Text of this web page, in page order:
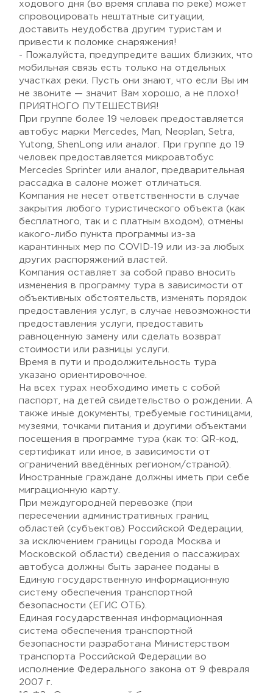
ходового дня (во время сплава по реке) может
спровоцировать нештатные ситуации,
доставить неудобства другим туристам и
привести к поломке снаряжения!
- Пожалуйста, предупредите ваших близких, что
мобильная связь есть только на отдельных
участках реки. Пусть они знают, что если Вы им
не звоните — значит Вам хорошо, а не плохо!
ПРИЯТНОГО ПУТЕШЕСТВИЯ!
При группе более 19 человек предоставляется
автобус марки Mercedes, Man, Neoplan, Setra,
Yutong, ShenLong или аналог. При группе до 19
человек предоставляется микроавтобус
Mercedes Sprinter или аналог, предварительная
рассадка в салоне может отличаться.
Компания не несет ответственности в случае
закрытия любого туристического объекта (как
бесплатного, так и с платным входом), отмены
какого-либо пункта программы из-за
карантинных мер по COVID-19 или из-за любых
других распоряжений властей.
Компания оставляет за собой право вносить
изменения в программу тура в зависимости от
объективных обстоятельств, изменять порядок
предоставления услуг, в случае невозможности
предоставления услуги, предоставить
равноценную замену или сделать возврат
стоимости или разницы услуги.
Время в пути и продолжительность тура
указано ориентировочное.
На всех турах необходимо иметь с собой
паспорт, на детей свидетельство о рождении. А
также иные документы, требуемые гостиницами,
музеями, точками питания и другими объектами
посещения в программе тура (как то: QR-код,
сертификат или иное, в зависимости от
ограничений введённых регионом/страной).
Иностранные граждане должны иметь при себе
миграционную карту.
При междугородней перевозке (при
пересечении административных границ
областей (субъектов) Российской Федерации,
за исключением границы города Москва и
Московской области) сведения о пассажирах
автобуса должны быть заранее поданы в
Единую государственную информационную
систему обеспечения транспортной
безопасности (ЕГИС ОТБ).
Единая государственная информационная
система обеспечения транспортной
безопасности разработана Министерством
транспорта Российской Федерации во
исполнение Федерального закона от 9 февраля
2007 г.